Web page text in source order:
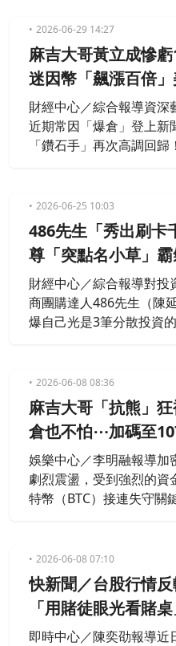
檔」，隨後因情勢不如預
元出場。豈料，這檔股票
開了封印一路瘋狂飆漲，
度衝上674元天價，讓他
2026-06-29 14:27
麻吉大哥黃立成慘
迷因幣「飆漲百倍
財經中心／綜合報導資深
近期常因「爆倉」登上新
「鑽石手」再次高調回
秀不到24小時便驚現泡泡
引爆社群兩極化激烈交鋒
2026-06-25 10:03
486先生「秀出刷卡
尊「突點名小草」
財經中心／綜合報導對
商團購達人486先生（陳
爆自己光是3筆分散投資
語，486先生隨後也轉貼
2026-06-08 08:36
麻吉大哥「抗熊」
倉也不怕⋯加碼至
娛樂中心／李明融報導加
劇烈震盪，受到強烈的資
特幣（BTC）接連失守關
一度自低點回升至1,600
格仍低於5月最高點的
「倒杯柄形態」，預示著
空間。
2026-06-08 07:10
快新聞／台股行情
「用賭徒眼光看賭
難
即時中心／陳奕劭報導